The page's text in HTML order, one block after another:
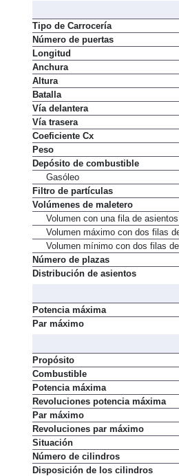
Tipo de Carrocería
Número de puertas
Longitud
Anchura
Altura
Batalla
Vía delantera
Vía trasera
Coeficiente Cx
Peso
Depósito de combustible
Gasóleo
Filtro de partículas
Volúmenes de maletero
Volumen con una fila de
Volumen máximo con dos filas
Volumen mínimo con dos filas
Número de plazas
Distribución de asientos
Potencia máxima
Par máximo
Propósito
Combustible
Potencia máxima
Revoluciones potencia máxima
Par máximo
Revoluciones par máximo
Situación
Número de cilindros
Disposición de los cilindros